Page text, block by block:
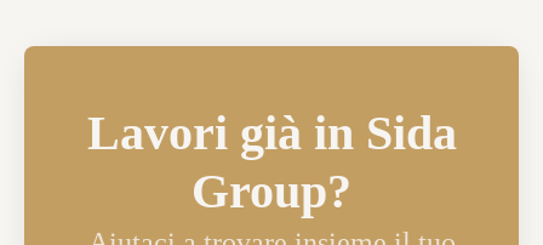
Lavori già in Sida
Group?